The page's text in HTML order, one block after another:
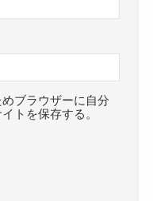
ブラウザーに自分
トを保存する。